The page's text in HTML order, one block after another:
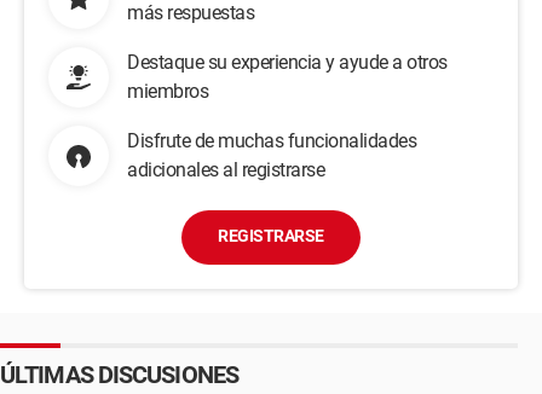
más respuestas
Destaque su experiencia y ayude a otros
miembros
Disfrute de muchas funcionalidades
adicionales al registrarse
REGISTRARSE
ÚLTIMAS DISCUSIONES